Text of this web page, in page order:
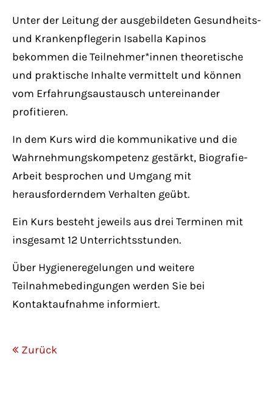
adipiscing elit.
Aenean commodo ligula eget dolor. Aenean
massa. Cum sociis natoque penatibus et
magnis dis parturient montes, nascetur
ridiculus mus. Donec quam felis, ultricies
Unter der Leitung der ausgebildeten Gesundheits-
und Krankenpflegerin Isabella Kapinos
bekommen die Teilnehmer*innen theoretische
und praktische Inhalte vermittelt und können
vom Erfahrungsaustausch untereinander
profitieren.
In dem Kurs wird die kommunikative und die
Wahrnehmungskompetenz gestärkt, Biografie-
Arbeit besprochen und Umgang mit
herausforderndem Verhalten geübt.
Ein Kurs besteht jeweils aus drei Terminen mit
insgesamt 12 Unterrichtsstunden.
Über Hygieneregelungen und weitere
Teilnahmebedingungen werden Sie bei
Kontaktaufnahme informiert.
Zurück